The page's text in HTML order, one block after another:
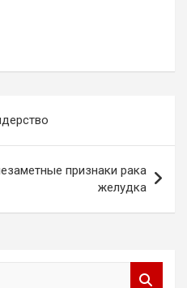
признаки рака
желудка